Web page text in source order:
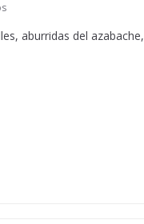
aburridas del azabache,